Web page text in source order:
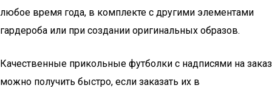
любое время года, в комплекте с другими элементами
гардероба или при создании оригинальных образов.
Качественные прикольные футболки с надписями на заказ
можно получить быстро, если заказать их в